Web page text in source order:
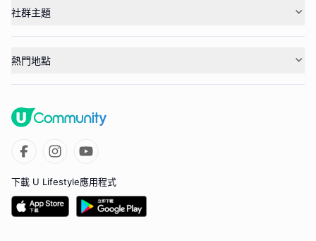
社群主題
熱門地點
下載 U Lifestyle應用程式